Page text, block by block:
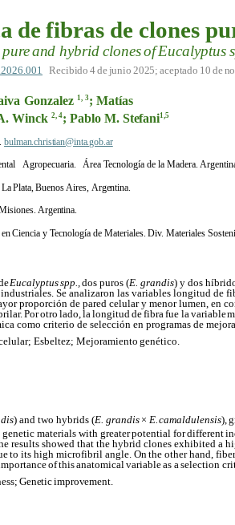
defibras de clones
pureandhybridclonesofEucalyptus
Recibido 4dejunio 2025; aceptado 10 de
Gonzalez 1, 3 ; Matías
Winck 2, 4; Pablo M. Stefani1,5
bulman.christian@inta.gob.ar
Agropecuaria. Área Tecnología de la Madera.
LaPlata, Buenos Aires, Argentina.
Argentina.
en Ciencia y Tecnología de Materiales. Div. Materiales
Eucalyptusspp., dos puros (E. grandis) y dos
Se analizaron las variables longitud
proporción de pared celular y menor lumen, en
Porotro lado, la longitud defibra fue la variable
como criterio de selección en programas de
Esbeltez; Mejoramiento genético.
) and two hybrids (E. grandis × E. camaldulensis),
materials with greaterpotential fordifferent
results showed that the hybrid clones exhibited a
to its high microfibril angle. On the other hand,
ofthisanatomical variableas a selection
Geneticimprovement.